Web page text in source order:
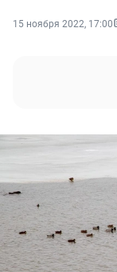
15 ноября 2022, 17:00